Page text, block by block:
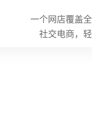
一个网店覆盖全
社交电商，